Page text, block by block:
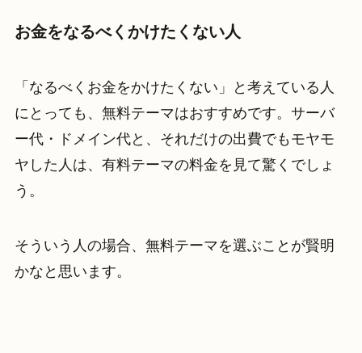
お金をなるべくかけたくない人
「なるべくお金をかけたくない」と考えている人
にとっても、無料テーマはおすすめです。サーバ
ー代・ドメイン代と、それだけの出費でもモヤモ
ヤした人は、有料テーマの料金を見て驚くでしょ
う。
そういう人の場合、無料テーマを選ぶことが賢明
かなと思います。